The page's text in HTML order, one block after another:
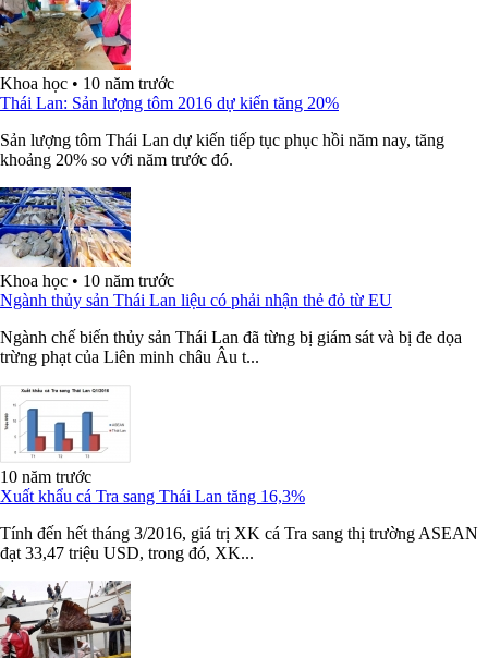
Khoa học • 10 năm trước
Thái Lan: Sản lượng tôm 2016 dự kiến tăng 20%
Sản lượng tôm Thái Lan dự kiến tiếp tục phục hồi năm nay, tăng
khoảng 20% so với năm trước đó.
Khoa học • 10 năm trước
Ngành thủy sản Thái Lan liệu có phải nhận thẻ đỏ từ EU
Ngành chế biến thủy sản Thái Lan đã từng bị giám sát và bị đe dọa
trừng phạt của Liên minh châu Âu t...
10 năm trước
Xuất khẩu cá Tra sang Thái Lan tăng 16,3%
Tính đến hết tháng 3/2016, giá trị XK cá Tra sang thị trường ASEAN
đạt 33,47 triệu USD, trong đó, XK...